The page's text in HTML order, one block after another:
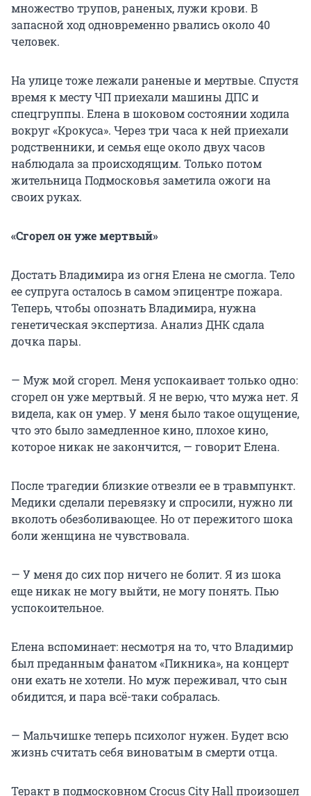
множество трупов, раненых, лужи крови. В
запасной ход одновременно рвались около 40
человек.
На улице тоже лежали раненые и мертвые. Спустя
время к месту ЧП приехали машины ДПС и
спецгруппы. Елена в шоковом состоянии ходила
вокруг «Крокуса». Через три часа к ней приехали
родственники, и семья еще около двух часов
наблюдала за происходящим. Только потом
жительница Подмосковья заметила ожоги на
своих руках.
«Сгорел он уже мертвый»
Достать Владимира из огня Елена не смогла. Тело
ее супруга осталось в самом эпицентре пожара.
Теперь, чтобы опознать Владимира, нужна
генетическая экспертиза. Анализ ДНК сдала
дочка пары.
— Муж мой сгорел. Меня успокаивает только одно:
сгорел он уже мертвый. Я не верю, что мужа нет. Я
видела, как он умер. У меня было такое ощущение,
что это было замедленное кино, плохое кино,
которое никак не закончится, — говорит Елена.
После трагедии близкие отвезли ее в травмпункт.
Медики сделали перевязку и спросили, нужно ли
вколоть обезболивающее. Но от пережитого шока
боли женщина не чувствовала.
— У меня до сих пор ничего не болит. Я из шока
еще никак не могу выйти, не могу понять. Пью
успокоительное.
Елена вспоминает: несмотря на то, что Владимир
был преданным фанатом «Пикника», на концерт
они ехать не хотели. Но муж переживал, что сын
обидится, и пара всё-таки собралась.
— Мальчишке теперь психолог нужен. Будет всю
жизнь считать себя виноватым в смерти отца.
Теракт в подмосковном Crocus City Hall произошел